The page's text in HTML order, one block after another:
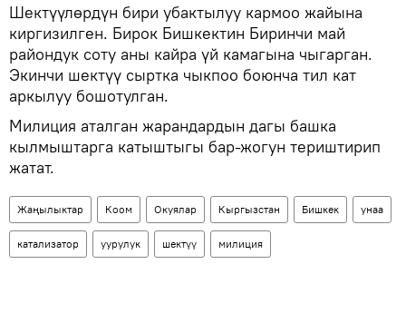
Шектүүлөрдүн бири убактылуу кармоо жайына
киргизилген. Бирок Бишкектин Биринчи май
райондук соту аны кайра үй камагына чыгарган.
Экинчи шектүү сыртка чыкпоо боюнча тил кат
аркылуу бошотулган.
Милиция аталган жарандардын дагы башка
кылмыштарга катыштыгы бар-жогун териштирип
жатат.
Жаңылыктар Коом Окуялар Кыргызстан Бишкек унаа
катализатор уурулук шектүү милиция